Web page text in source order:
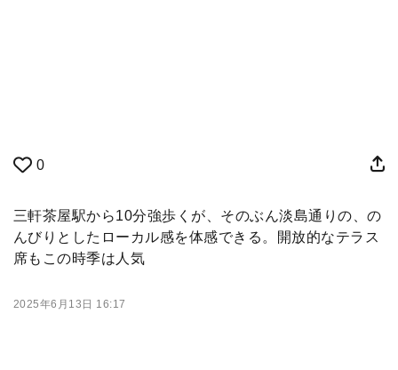
0
三軒茶屋駅から10分強歩くが、そのぶん淡島通りの、の
んびりとしたローカル感を体感できる。開放的なテラス
席もこの時季は人気
2025年6月13日 16:17